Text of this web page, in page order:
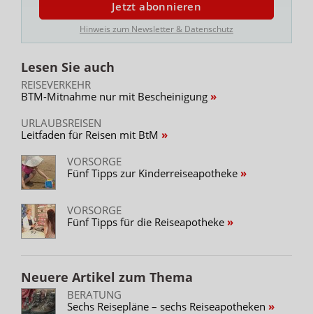
Jetzt abonnieren
Hinweis zum Newsletter & Datenschutz
Lesen Sie auch
REISEVERKEHR
BTM-Mitnahme nur mit Bescheinigung
URLAUBSREISEN
Leitfaden für Reisen mit BtM
VORSORGE
Fünf Tipps zur Kinderreiseapotheke
VORSORGE
Fünf Tipps für die Reiseapotheke
Neuere Artikel zum Thema
BERATUNG
Sechs Reisepläne – sechs Reiseapotheken